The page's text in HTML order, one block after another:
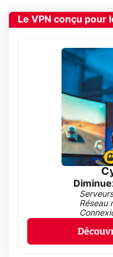
Le VPN conçu pour
Réseau